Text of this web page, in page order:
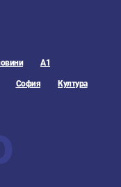
А1
София Култура